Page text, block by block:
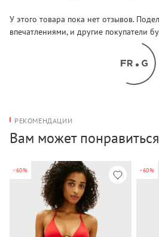
У этого товара пока нет отзывов.
впечатлениями, и другие покупатели
РЕКОМЕНДАЦИИ
Вам может понравиться
-60% -60%